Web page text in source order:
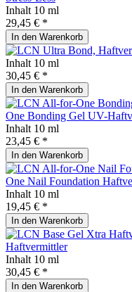
Inhalt 10 ml
29,45 € *
In den Warenkorb
Inhalt 10 ml
30,45 € *
In den Warenkorb
One Bonding Gel UV-
Inhalt 10 ml
23,45 € *
In den Warenkorb
One Nail Foundation
Inhalt 10 ml
19,45 € *
In den Warenkorb
Haftvermittler
Inhalt 10 ml
30,45 € *
In den Warenkorb